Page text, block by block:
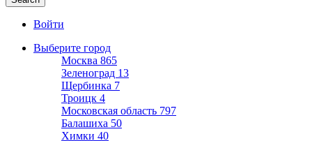
Войти
Выберите город
Москва 865
Зеленоград 13
Щербинка 7
Троицк 4
Московская область 797
Балашиха 50
Химки 40